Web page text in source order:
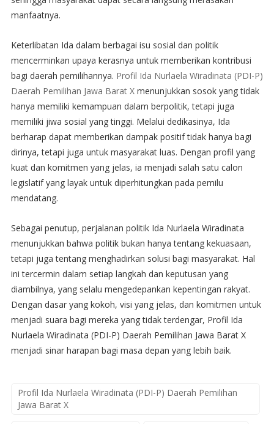
manfaatnya.
Keterlibatan Ida dalam berbagai isu sosial dan politik
mencerminkan upaya kerasnya untuk memberikan kontribusi
bagi daerah pemilihannya. Profil Ida Nurlaela Wiradinata (PDI-P)
Daerah Pemilihan Jawa Barat Xmenunjukkan sosok yang tidak
hanya memiliki kemampuan dalam berpolitik, tetapi juga
memiliki jiwa sosial yang tinggi. Melalui dedikasinya, Ida
berharap dapat memberikan dampak positif tidak hanya bagi
dirinya, tetapi juga untuk masyarakat luas. Dengan profil yang
kuat dan komitmen yang jelas, ia menjadi salah satu calon
legislatif yang layak untuk diperhitungkan pada pemilu
mendatang.
Sebagai penutup, perjalanan politik Ida Nurlaela Wiradinata
menunjukkan bahwa politik bukan hanya tentang kekuasaan,
tetapi juga tentang menghadirkan solusi bagi masyarakat. Hal
ini tercermin dalam setiap langkah dan keputusan yang
diambilnya, yang selalu mengedepankan kepentingan rakyat.
Dengan dasar yang kokoh, visi yang jelas, dan komitmen untuk
menjadi suara bagi mereka yang tidak terdengar, Profil Ida
Nurlaela Wiradinata (PDI-P) Daerah Pemilihan Jawa Barat X
menjadi sinar harapan bagi masa depan yang lebih baik.
Profil Ida Nurlaela Wiradinata (PDI-P) Daerah Pemilihan
Jawa Barat X